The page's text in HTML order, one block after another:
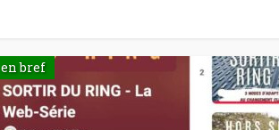
en bref